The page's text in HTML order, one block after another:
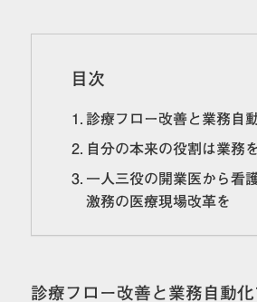
目次
診療フロー改善と業務自
自分の本来の役割は業務
一人三役の開業医から看
激務の医療現場改革を
診療フロー改善と業務自動